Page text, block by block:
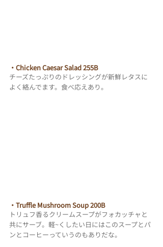
・Chicken Caesar Salad 255B
チーズたっぷりのドレッシングが新鮮レタスに
よく絡んでます。食べ応えあり。
・Truffle Mushroom Soup 200B
トリュフ香るクリームスープがフォカッチャと
共にサーブ。軽~くしたい日にはこのスープとパ
ンとコーヒーっていうのもありだな。